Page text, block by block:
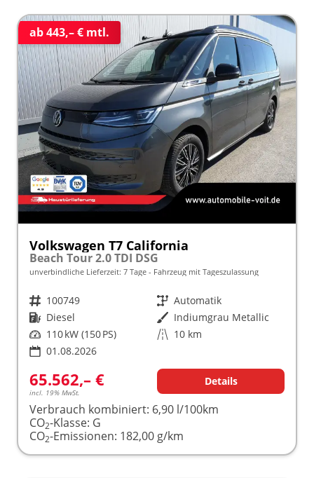
ab 443,– € mtl.
Volkswagen T7 California
Beach Tour 2.0 TDI DSG
unverbindliche Lieferzeit: 7 Tage Fahrzeug mit Tageszulassung
Fahrzeugnr. 100749 Getriebe Automatik
Kraftstoff Diesel Außenfarbe Indiumgrau Metallic
Leistung 110 kW (150 PS) Kilometerstand 10 km
01.08.2026
65.562,– €
incl. 19% MwSt.
Details
Verbrauch kombiniert: 6,90 l/100km
CO2-Klasse: G
CO2-Emissionen: 182,00 g/km